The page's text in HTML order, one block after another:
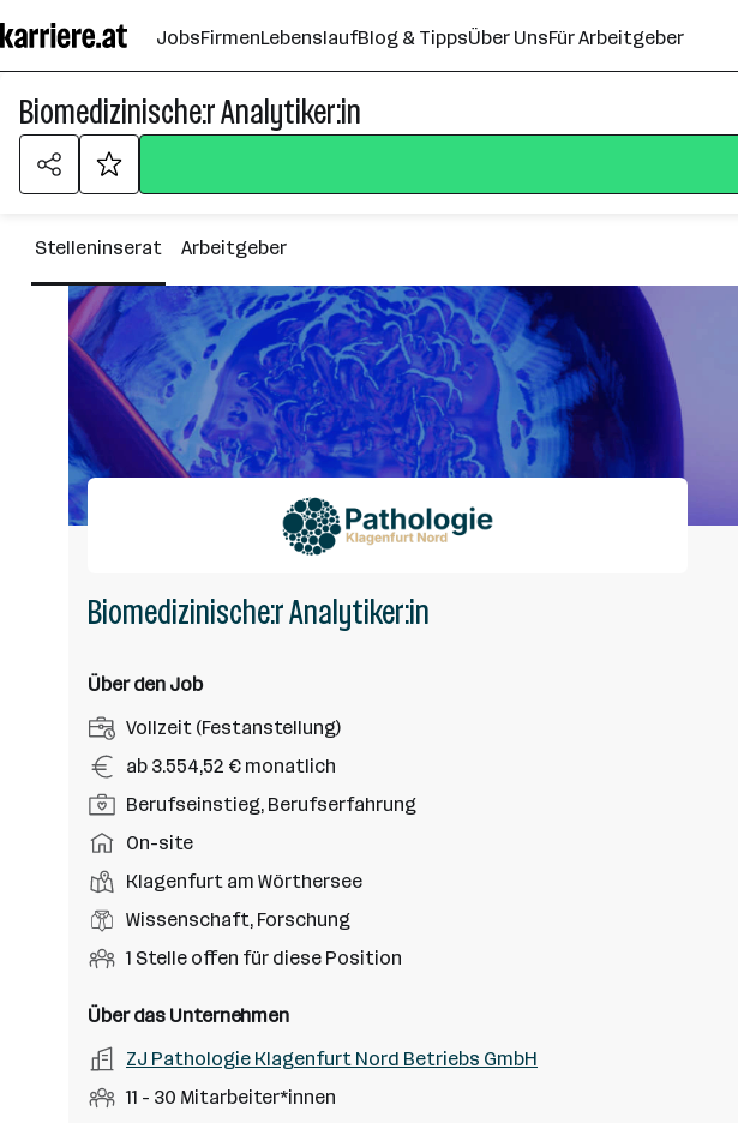
Seiteninhalt
springen
JobsFirmenLebenslaufBlog & TippsÜber UnsFür Arbeitgeber
Biomedizinische:r Analytiker:in
Stelleninserat Arbeitgeber
Biomedizinische:r Analytiker:in
Über den Job
A
n
t
e
l
u
n
s
r
t
Vollzeit (Festanstellung)
G
e
h
a
l
t
ab 3.554,52 € monatlich
P
o
i
t
i
n
e
b
Berufseinstieg, Berufserfahrung
A
r
b
e
i
s
m
o
d
On-site
D
i
n
t
o
t
Klagenfurt am Wörthersee
B
e
u
s
f
Wissenschaft, Forschung
O
f
n
e
1 Stelle offen für diese Position
Über das Unternehmen
A
r
ZJ Pathologie Klagenfurt Nord Betriebs GmbH
M
11 - 30 Mitarbeiter*innen